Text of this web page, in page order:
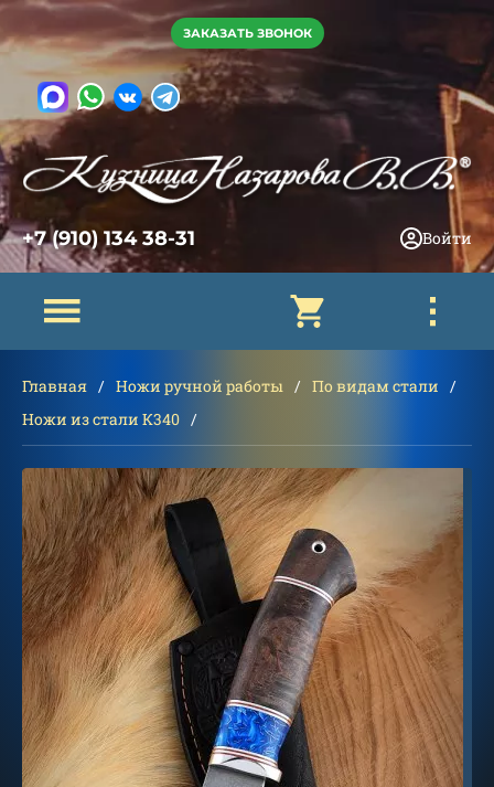
ЗАКАЗАТЬ ЗВОНОК
+7 (910) 134 38-31 Войти
Главная Ножи ручной работы
По видам стали
Ножи из стали К340